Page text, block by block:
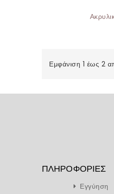
Εμφάνιση 1 έως 2
ΠΛΗΡΟΦΟΡΊΕΣ
Εγγύηση